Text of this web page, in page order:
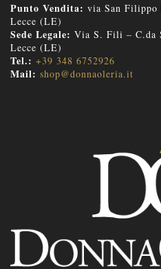
Punto Vendita: via San
Lecce (LE)
Sede Legale: Via S. Fili – C.da
Lecce (LE)
Tel.: +39 348 6752926
Mail: shop@donnaoleria.it